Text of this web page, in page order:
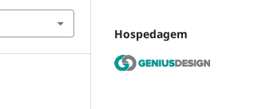
Hospedagem